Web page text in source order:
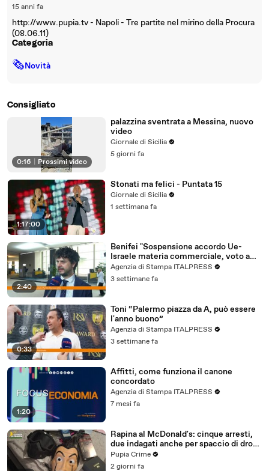
15 anni fa
http://www.pupia.tv - Napoli - Tre partite nel mirino della Procura
(08.06.11)
Categoria
🗞Novità
Consigliato
0:16 Prossimi video
palazzina sventrata a Messina, nuovo
video
Giornale di Sicilia
5 giorni fa
1:17:00
Stonati ma felici - Puntata 15
Giornale di Sicilia
1 settimana fa
2:40
Benifei "Sospensione accordo Ue-
Israele materia commerciale, voto a
maggioranza"
Agenzia di Stampa ITALPRESS
3 settimane fa
0:33
Toni “Palermo piazza da A, può essere
l'anno buono”
Agenzia di Stampa ITALPRESS
3 settimane fa
1:20
Affitti, come funziona il canone
concordato
Agenzia di Stampa ITALPRESS
7 mesi fa
Rapina al McDonald's: cinque arresti,
due indagati anche per spaccio di droga
(03.08.26)
Pupia Crime
2 giorni fa